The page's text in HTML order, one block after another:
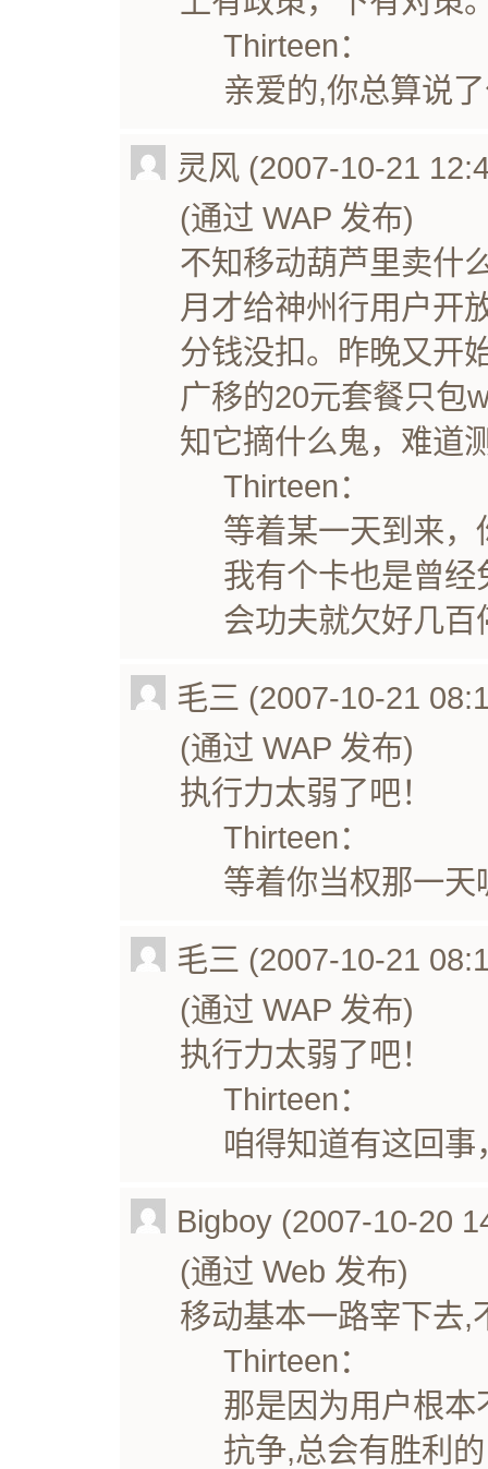
Thirteen：
亲爱的,你总算说
灵风 (2007-10-21
(通过 WAP 发布)
不知移动葫芦里卖什
月才给神州行用户开
分钱没扣。昨晚又开
广移的20元套餐只包
知它摘什么鬼，难道
Thirteen：
等着某一天到来，
我有个卡也是曾
会功夫就欠好几百
毛三 (2007-10-21
(通过 WAP 发布)
执行力太弱了吧！
Thirteen：
等着你当权那一天
毛三 (2007-10-21
(通过 WAP 发布)
执行力太弱了吧！
Thirteen：
咱得知道有这回事
Bigboy (2007-10-20
(通过 Web 发布)
移动基本一路宰下去,
Thirteen：
那是因为用户根
抗争,总会有胜利的